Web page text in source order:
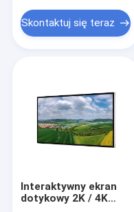
Skontaktuj się teraz
Interaktywny ekran
dotykowy 2K / 4K